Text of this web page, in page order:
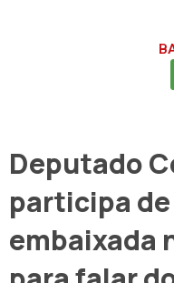
Deputado
participa
embaixada